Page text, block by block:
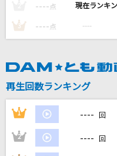
北の流れ星
BoA
---- 点 ----
3 ---- 点 ----
再生回数ランキング
1 ---- 回
2 ---- 回